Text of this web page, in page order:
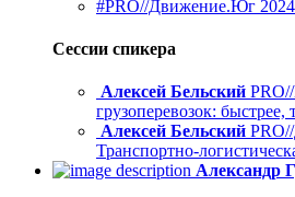
#PRO//Движение.Юг 2024
Сессии спикера
Алексей Бельский
грузоперевозок:
Алексей Бельский
Транспортно-
Александр